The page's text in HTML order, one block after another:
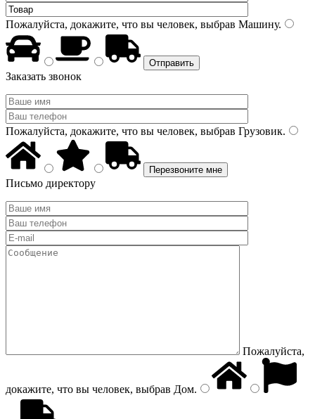
Пожалуйста, докажите, что вы человек, выбрав Машину.
Заказать звонок
Пожалуйста, докажите, что вы человек, выбрав Грузовик.
Письмо директору
Пожалуйста,
докажите, что вы человек, выбрав Дом.